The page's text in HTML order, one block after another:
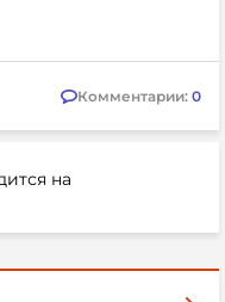
Комментарии: 0
на